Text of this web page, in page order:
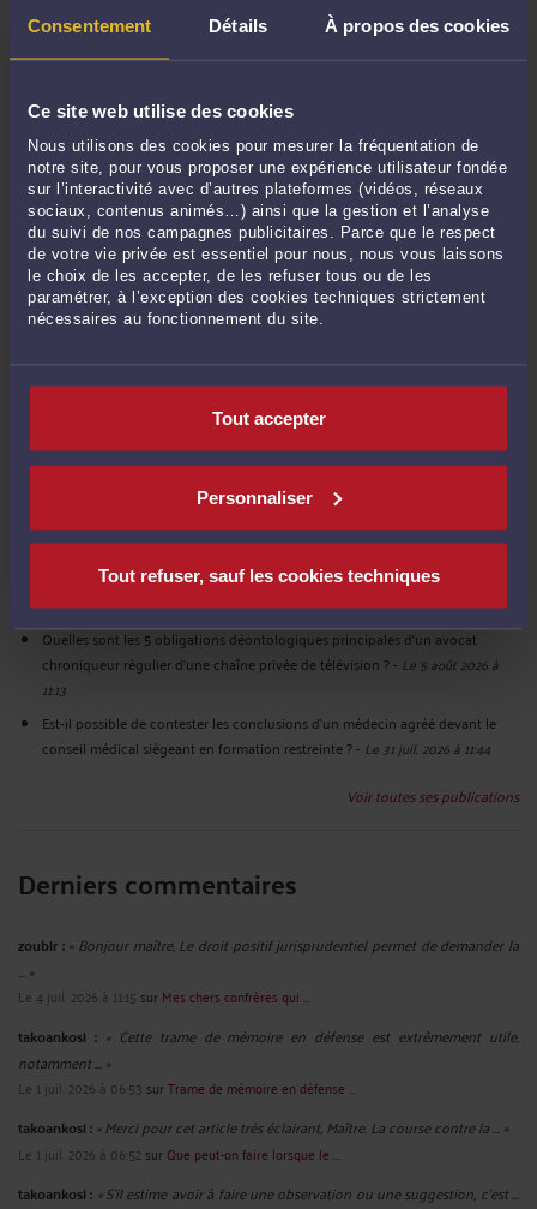
Consentement Détails À propos des cookies
Ce site web utilise des cookies
Nous utilisons des cookies pour mesurer la fréquentation de
notre site, pour vous proposer une expérience utilisateur fondée
sur l’interactivité avec d’autres plateformes (vidéos, réseaux
sociaux, contenus animés…) ainsi que la gestion et l’analyse
du suivi de nos campagnes publicitaires. Parce que le respect
de votre vie privée est essentiel pour nous, nous vous laissons
le choix de les accepter, de les refuser tous ou de les
paramétrer, à l’exception des cookies techniques strictement
nécessaires au fonctionnement du site.
Tout accepter
Personnaliser
Tout refuser, sauf les cookies techniques
DERNIÈRES PUBLICATIONS
Quelles sont les conditions de légalité d’un arrêté municipal interdisant sur
les plages toute tenue manifestant ostensiblement une appartenance
religieuse ?-Le 7 août 2026 à 11:58
Quels sont les conditions de légalité d'un arrêté d'un maire imposant un
couvre-feu aux mineurs ?-Le 7 août 2026 à 08:50
L’article R.612‑1 du Code de justice administrative (CJA) crée-t-il des causes
d’irrecevabilité autonomes ? -Le 7 août 2026 à 08:47
L’article R.222‑1 du Code de justice administrative (CJA) instaure-t-il des
Un fonctionnaire peut-il détenir des parts sociales d’une entreprise ?
août 2026 à 06:27
Au moyen de quelle structure un fonctionnaire peut-il commercialiser sa
intervenant régulier sur une chaîne privée de télévision ?-Le 5 août 2026 à
11:33
Quelles sont les 5 obligations déontologiques principales d’un avocat
chroniqueur régulier d’une chaîne privée de télévision ?- Le 5 août 2026 à
11:13
Est-il possible de contester les conclusions d’un médecin agréé devant le
conseil médical siégeant en formation restreinte ?- Le 31 juil. 2026 à 11:44
Voir toutes ses publications
Derniers commentaires
zoubir : « Bonjour maître, Le droit positif jurisprudentiel permet de demander la
... »
Le 4 juil. 2026 à 11:15 sur Mes chers confrères qui ...
takoankosi : « Cette trame de mémoire en défense est extrêmement utile,
notamment ... »
Le 1 juil. 2026 à 06:53 surTrame de mémoire en défense ...
takoankosi :« Merci pour cet article très éclairant, Maître. La course contre la ... »
Le 1 juil. 2026 à 06:52sur Que peut-on faire lorsque le ...
takoankosi : « S’il estime avoir à faire une observation ou une suggestion, c’est ...